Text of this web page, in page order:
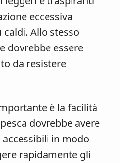
eccessiva
Allo stesso
dovrebbe essere
da resistere
è la facilità
dovrebbe avere
in modo
rapidamente gli